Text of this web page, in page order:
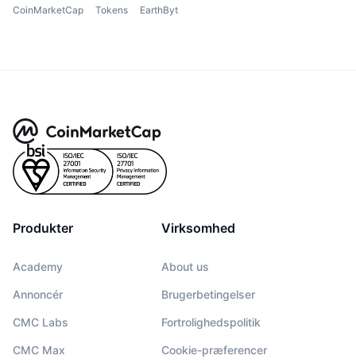
CoinMarketCap Tokens EarthByt
Produkter
Academy
Annoncér
CMC Labs
CMC Max
Virksomhed
About us
Brugerbetingelser
Fortrolighedspolitik
Cookie-præferencer